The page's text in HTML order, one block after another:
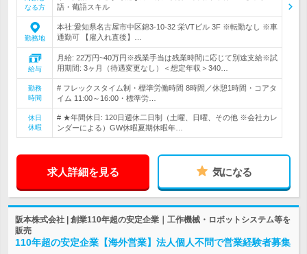
なる方
語・葡語スキル
勤務地
本社:愛知県名古屋市中区錦3-10-32 栄VTビル 3F ※転勤なし ※車
通勤可 【雇入れ直後】…
給与
月給: 22万円~40万円※残業手当は残業時間に応じて別途支給※試
用期間: 3ヶ月（待遇変更なし）＜想定年収＞340…
勤務
時間
# フレックスタイム制・標準労働時間 8時間／休憩1時間・コアタ
イム 11:00～16:00・標準労…
休日
休暇
# ★年間休日: 120日週休二日制（土曜、日曜、その他 ※会社カレ
ンダーによる）GW休暇夏期休暇年…
求人詳細を見る 気になる
阪本株式会社 | 創業110年超の安定企業｜工作機械・ロボットシステム等を
販売
110年超の安定企業【海外営業】法人個人不問で営業経験者募集